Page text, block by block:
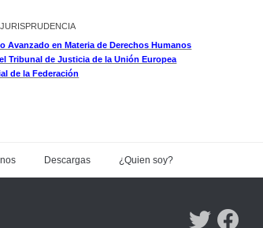
Avanzado en Materia de Derechos Humanos
Tribunal de Justicia de la Unión Europea
de la Federación
Descargas ¿Quien soy?